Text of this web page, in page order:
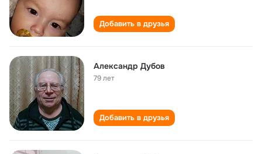
Добавить в друзья
Александр Дубов
79 лет
Добавить в друзья